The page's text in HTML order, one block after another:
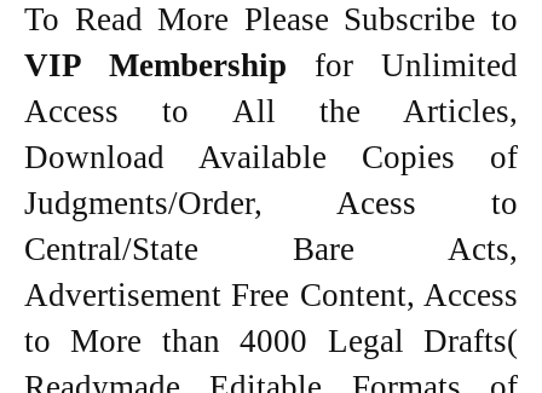
To Read More Please Subscribe to
VIP Membership for Unlimited
Access to All the Articles,
Download Available Copies of
Judgments/Order, Acess to
Central/State Bare Acts,
Advertisement Free Content, Access
to More than 4000 Legal Drafts(